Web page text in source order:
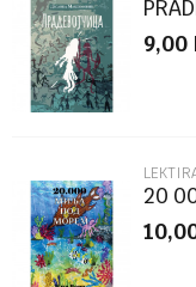
POŠALJI
9,00
20